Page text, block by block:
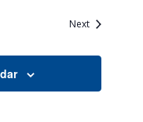
NextEvents